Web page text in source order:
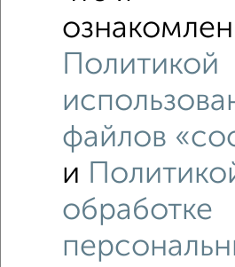
Рядом, с меньшей ценой
Политикой
файлов
и
обработке